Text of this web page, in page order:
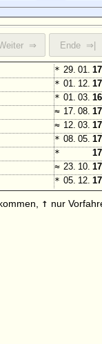
* 29. 01.
* 01. 12.
* 01. 03.
≈ 17. 08.
≈ 12. 03.
* 08. 05.
*
≈ 23. 10.
* 05. 12.
↑ nur